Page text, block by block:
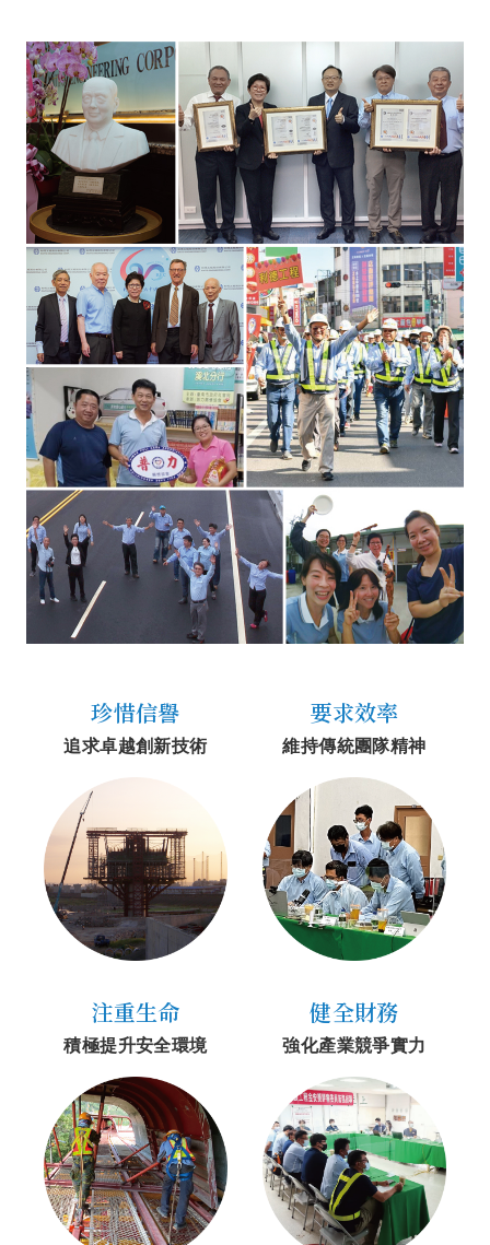
珍惜信譽
追求卓越創新技術
要求效率
維持傳統團隊精神
注重生命
積極提升安全環境
健全財務
強化產業競爭實力